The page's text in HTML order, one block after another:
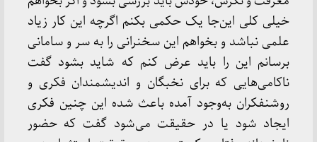
خیلی کلی این‌جا یک حکمی بکنم اگرچه این کار زیاد
علمی نباشد و بخواهم این سخنرانی را به سر و سامانی
برسانم این را باید عرض کنم که شاید بشود گفت
ناکامی‌هایی که برای نخبگان و اندیشمندان فکری و
روشنفکران به‌وجود آمده باعث شده این چنین فکری
ایجاد شود یا در حقیقت می‌شود گفت که حضور